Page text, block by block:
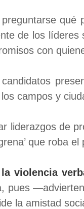
qué
de los
con
campos y
liderazgos de
que roba el
violencia
pues
la amistad